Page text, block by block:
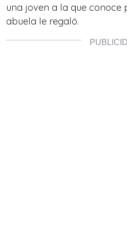
una joven a la que conoce
abuela le regaló.